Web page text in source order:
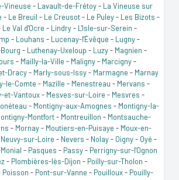
Vineuse - Lavault-de-Frétoy- La Vineuse sur
- Le Breuil - Le Creusot- Le Puley- Les Bizots -
Le Val d'Ocre - Lindry- L'Isle-sur-Serein -
- Louhans - Lucenay-l'Évêque - Lugny-
- Luthenay-Uxeloup - Luzy- Magnien -
- Mailly-la-Ville - Maligny- Marcigny-
Dracy- Marly-sous-Issy- Marmagne - Marnay
le-Comte - Mazille - Menestreau - Mervans -
et-Vantoux- Mesves-sur-Loire - Mesvres -
- Montigny-aux-Amognes - Montigny-la-
Montfort- Montreuillon - Montsauche-
- Mornay- Moutiers-en-Puisaye - Moux-en-
Neuvy-sur-Loire - Nevers - Nolay- Oigny- Oyé -
- Pasques - Passy- Perrigny-sur-l'Ognon
- Plombières-lès-Dijon - Poilly-sur-Tholon -
Poisson - Pont-sur-Vanne - Pouilloux- Pouilly-